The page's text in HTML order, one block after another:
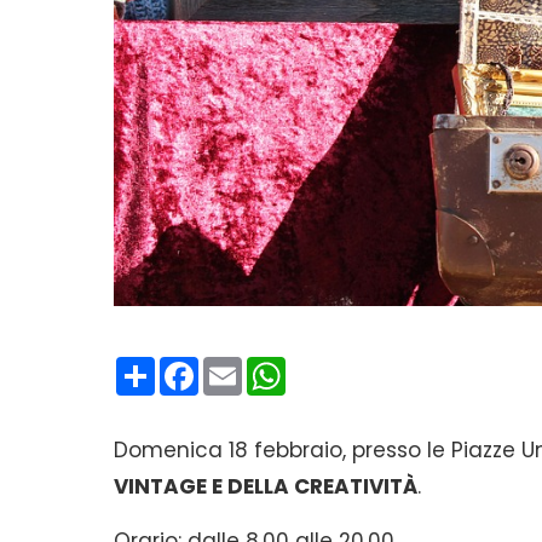
CondividiFacebook
Email
Domenica 18 febbraio, presso le Piazze
VINTAGE E DELLA CREATIVITÀ.